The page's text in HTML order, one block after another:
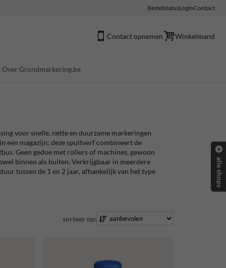
BestelstatusLoginContact
Contact opnemen Winkelmand
Over Grondmarkering.be
voor snelle, nette en duurzame markeringen
een magazijn: deze spuitverf combineert de
Geen gedoe met rollers of machines, gewoon
binnen als buiten. Verkrijgbaar in meerdere
tussen de 1 en 2 jaar, afhankelijk van het type
sorteer op:
alle shops